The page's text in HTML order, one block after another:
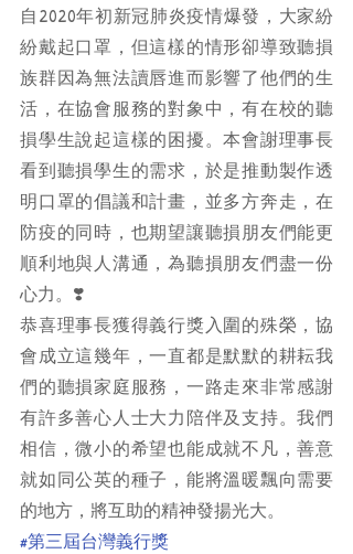
自2020年初新冠肺炎疫情爆發，大家紛
紛戴起口罩，但這樣的情形卻導致聽損
族群因為無法讀唇進而影響了他們的生
活，在協會服務的對象中，有在校的聽
損學生說起這樣的困擾。本會謝理事長
看到聽損學生的需求，於是推動製作透
明口罩的倡議和計畫，並多方奔走，在
防疫的同時，也期望讓聽損朋友們能更
順利地與人溝通，為聽損朋友們盡一份
心力。❣️
恭喜理事長獲得義行獎入圍的殊榮，協
會成立這幾年，一直都是默默的耕耘我
們的聽損家庭服務，一路走來非常感謝
有許多善心人士大力陪伴及支持。我們
相信，微小的希望也能成就不凡，善意
就如同公英的種子，能將溫暖飄向需要
的地方，將互助的精神發揚光大。
#第三屆台灣義行獎